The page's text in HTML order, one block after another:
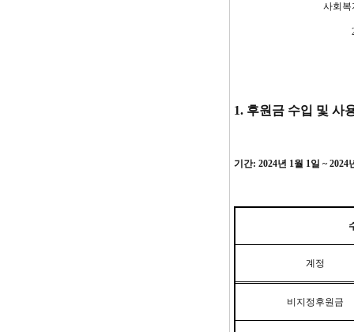
사회복
1. 후원금 수입 및 사
기간: 2024년 1월 1일 ~ 2024
계정
비지정후원금